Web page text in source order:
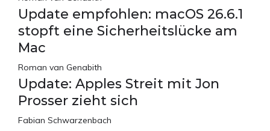
Update empfohlen: macOS 26.6.1
stopft eine Sicherheitslücke am
Mac
Roman van Genabith
Update: Apples Streit mit Jon
Prosser zieht sich
Fabian Schwarzenbach